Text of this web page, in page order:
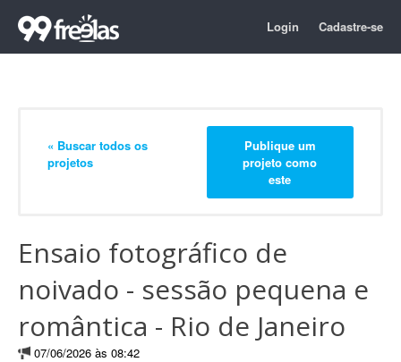
Login Cadastre-se
« Buscar todos os
projetos
Publique um
projeto como
este
Ensaio fotográfico de
noivado - sessão pequena e
romântica - Rio de Janeiro
07/06/2026 às 08:42